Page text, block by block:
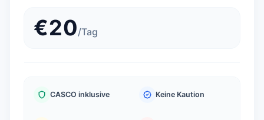
€20/Tag
CASCO inklusive Keine Kaution